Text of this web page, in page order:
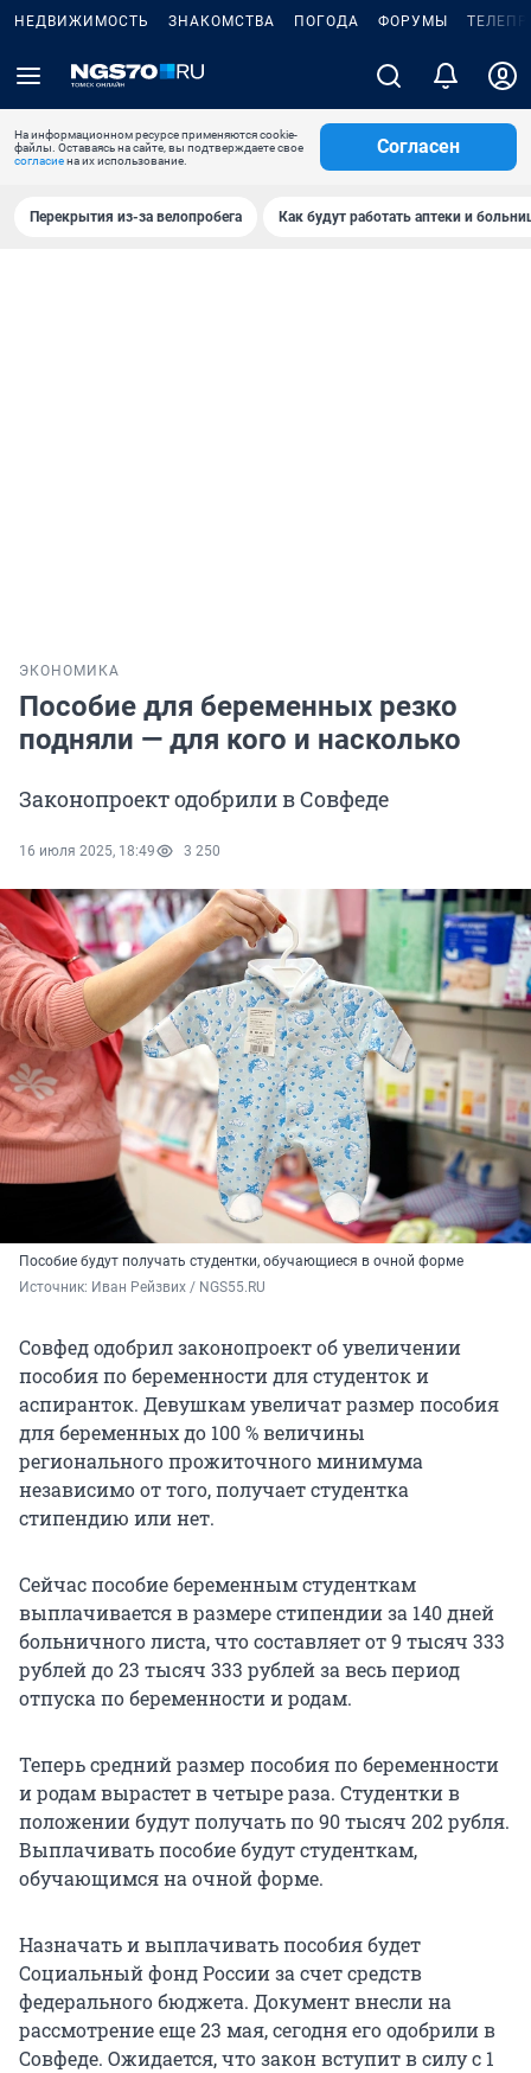
НЕДВИЖИМОСТЬ ЗНАКОМСТВА ПОГОДА ФОРУМЫ
На информационном ресурсе применяются cookie-
файлы. Оставаясь на сайте, вы подтверждаете свое
согласиена их использование.
Согласен
Перекрытия из-за велопробега Как будут работать аптеки и
ЭКОНОМИКА
Пособие для беременных резко
подняли — для кого и насколько
Законопроект одобрили в Совфеде
16 июля 2025, 18:49 3 250
Пособие будут получать студентки, обучающиеся в очной форме
Источник: Иван Рейзвих / NGS55.RU
Совфед одобрил законопроект об увеличении
пособия по беременности для студенток и
аспиранток. Девушкам увеличат размер пособия
для беременных до 100 % величины
регионального прожиточного минимума
независимо от того, получает студентка
стипендию или нет.
Сейчас пособие беременным студенткам
выплачивается в размере стипендии за 140 дней
больничного листа, что составляет от 9 тысяч 333
рублей до 23 тысяч 333 рублей за весь период
отпуска по беременности и родам.
Теперь средний размер пособия по беременности
и родам вырастет в четыре раза. Студентки в
положении будут получать по 90 тысяч 202 рубля.
Выплачивать пособие будут студенткам,
обучающимся на очной форме.
Назначать и выплачивать пособия будет
Социальный фонд России за счет средств
федерального бюджета. Документ внесли на
рассмотрение еще 23 мая, сегодня его одобрили в
Совфеде. Ожидается, что закон вступит в силу с 1